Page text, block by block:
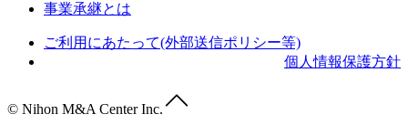
事業承継とは
ご利用にあたって(外部送信ポリシー等)
個人情報保護方針
© Nihon M&A Center Inc.